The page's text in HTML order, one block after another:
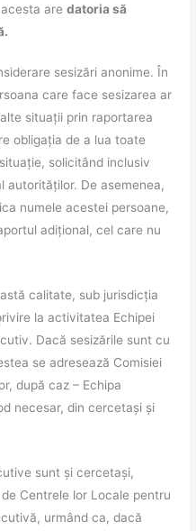
acesta aredatoria să
sesizări anonime. În
care face sesizarea ar
situații prin raportarea
obligația de a lua toate
solicitând inclusiv
autorităților. De asemenea,
numele acestei persoane,
adițional, cel care nu
calitate, sub jurisdicția
la activitatea Echipei
Dacă sesizările sunt cu
se adresează Comisiei
după caz – Echipa
necesar, din cercetași și
sunt și cercetași,
Centrele lor Locale pentru
urmând ca, dacă